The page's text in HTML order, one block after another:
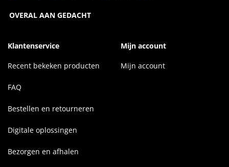
OVERAL AAN GEDACHT
Klantenservice
Recent bekeken producten
FAQ
Bestellen en retourneren
Digitale oplossingen
Bezorgen en afhalen
Mijn account
Mijn account